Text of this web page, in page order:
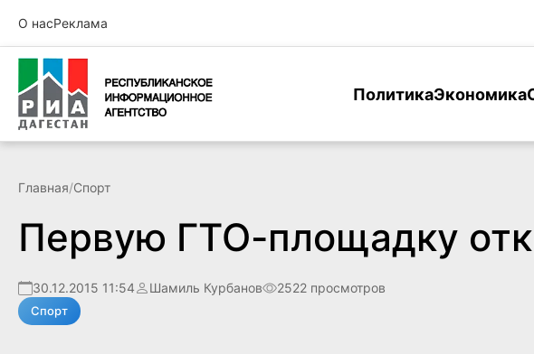
О насРеклама
ПолитикаЭкономика
Главная/Спорт
Первую ГТО-площадку
30.12.2015 11:54 Шамиль Курбанов 2522 просмотров
Спорт